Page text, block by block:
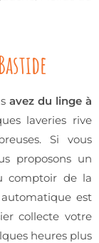
avez du linge à
laveries rive
Si vous
proposons un
comptoir de la
est
collecte votre
heures plus